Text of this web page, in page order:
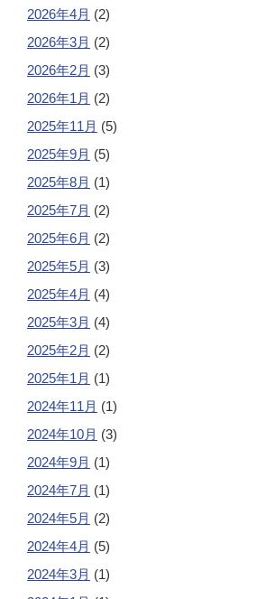
2026年4月 (2)
2026年3月 (2)
2026年2月 (3)
2026年1月 (2)
2025年11月 (5)
2025年9月 (5)
2025年8月 (1)
2025年7月 (2)
2025年6月 (2)
2025年5月 (3)
2025年4月 (4)
2025年3月 (4)
2025年2月 (2)
2025年1月 (1)
2024年11月 (1)
2024年10月 (3)
2024年9月 (1)
2024年7月 (1)
2024年5月 (2)
2024年4月 (5)
2024年3月 (1)